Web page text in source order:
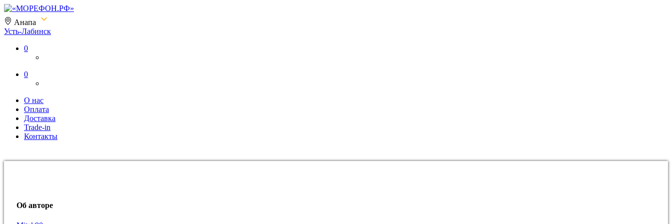
Анапа
Усть-Лабинск
«МОРЕФОН.РФ»
0
0
О нас
Оплата
Доставка
Trade-in
Контакты
Об авторе